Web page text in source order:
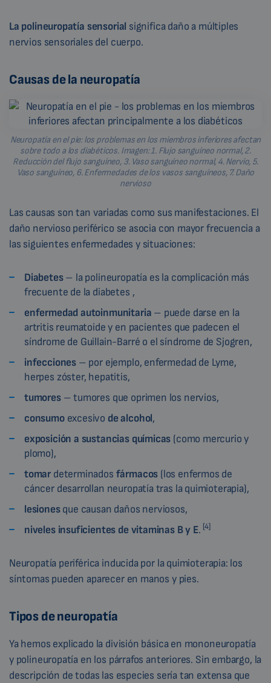
La polineuropatía sensorial significa daño a múltiples
nervios sensoriales del cuerpo.
Causas de la neuropatía
Neuropatía en el pie: los problemas en los miembros inferiores afectan
sobre todo a los diabéticos. Imagen: 1. Flujo sanguíneo normal, 2.
Reducción del flujo sanguíneo, 3. Vaso sanguíneo normal, 4. Nervio, 5.
Vaso sanguíneo, 6. Enfermedades de los vasos sanguíneos, 7. Daño
nervioso
Las causas son tan variadas como sus manifestaciones. El
daño nervioso periférico se asocia con mayor frecuencia a
las siguientes enfermedades y situaciones:
Diabetes– la polineuropatía es la complicación más
frecuente de la diabetes ,
enfermedad autoinmunitaria – puede darse en la
artritis reumatoide y en pacientes que padecen el
síndrome de Guillain-Barré o el síndrome de Sjogren,
infecciones – por ejemplo, enfermedad de Lyme,
herpes zóster, hepatitis,
tumores– tumores que oprimen los nervios,
consumoexcesivo de alcohol,
exposición a sustancias químicas (como mercurio y
plomo),
tomar determinados fármacos (los enfermos de
cáncer desarrollan neuropatía tras la quimioterapia),
lesionesque causan daños nerviosos,
niveles insuficientes de vitaminas B y E. [4]
Neuropatía periférica inducida por la quimioterapia: los
síntomas pueden aparecer en manos y pies.
Tipos de neuropatía
Ya hemos explicado la división básica en mononeuropatía
y polineuropatía en los párrafos anteriores. Sin embargo, la
descripción de todas las especies sería tan extensa que